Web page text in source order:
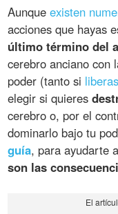
Aunqueexisten
acciones que hayas
último término del
cerebro anciano con
poder (tanto si
elegir si quieres
cerebro o, por el
dominarlo bajo tu
guía, para ayudarte
son las